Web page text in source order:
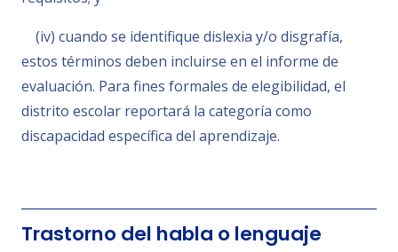
(iv) cuando se identifique dislexia y/o disgrafía,
estos términos deben incluirse en el informe de
evaluación. Para fines formales de elegibilidad, el
distrito escolar reportará la categoría como
discapacidad específica del aprendizaje.
Trastorno del habla o lenguaje